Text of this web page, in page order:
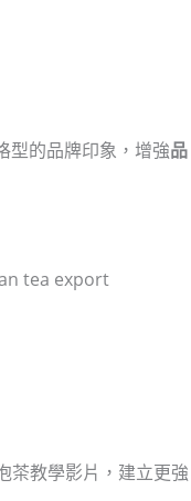
型的品牌印象，增強品
tea export
茶教學影片，建立更強